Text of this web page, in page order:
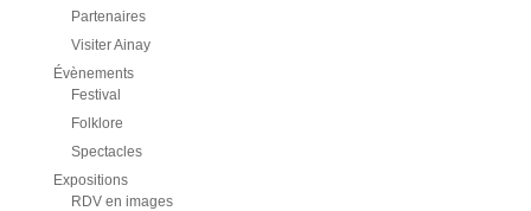
Partenaires
Visiter Ainay
Évènements
Festival
Folklore
Spectacles
Expositions
RDV en images